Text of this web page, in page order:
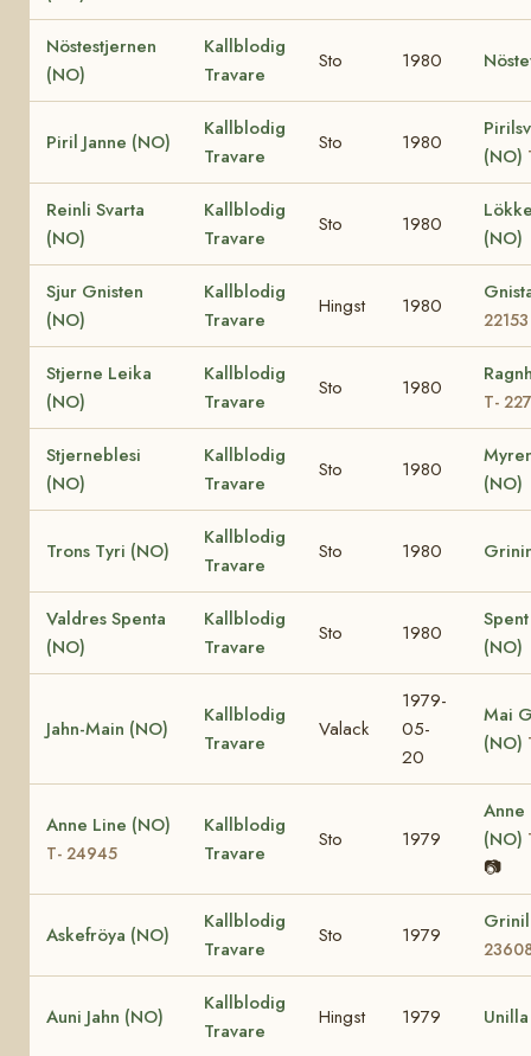
Nöstestjernen
(NO)
Kallblodig
Travare
Sto 1980
Piril Janne (NO)
Kallblodig
Travare
Sto 1980
(NO)
Reinli Svarta
(NO)
Kallblodig
Travare
Sto 1980
(NO)
Sjur Gnisten
(NO)
Kallblodig
Travare
Hingst 1980
22153
Stjerne Leika
(NO)
Kallblodig
Travare
Sto 1980
T-
Stjerneblesi
(NO)
Kallblodig
Travare
Sto 1980
(NO)
Trons Tyri (NO)
Kallblodig
Travare
Sto 1980
Valdres Spenta
(NO)
Kallblodig
Travare
Sto 1980
(NO)
Jahn-Main (NO)
Kallblodig
Travare
Valack
1979-
05-
20
Mai
(NO)
Anne Line (NO)
T- 24945
Kallblodig
Travare
Sto 1979
Anne
(NO)
📷
Askefröya (NO)
Kallblodig
Travare
Sto 1979
Auni Jahn (NO)
Kallblodig
Travare
Hingst 1979